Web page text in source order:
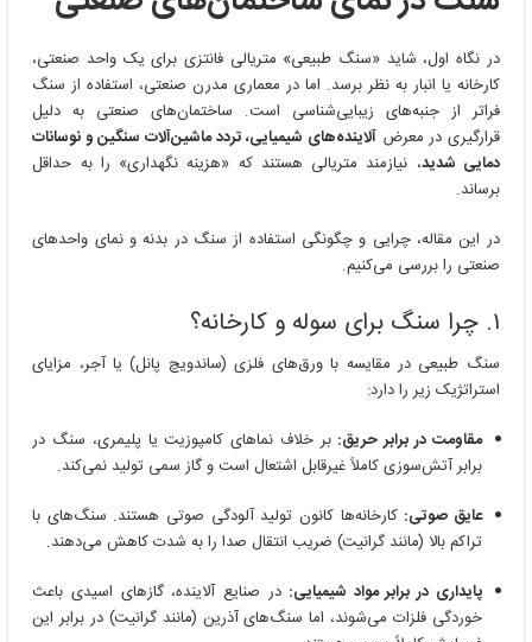
در نگاه اول، شاید «سنگ طبیعی» متریالی فانتزی برای یک واحد صنعتی،
کارخانه یا انبار به نظر برسد. اما در معماری مدرن صنعتی، استفاده از سنگ
فراتر از جنبه‌های زیبایی‌شناسی است. ساختمان‌های صنعتی به دلیل
قرارگیری در معرضآلاینده‌های شیمیایی، تردد ماشین‌آلات سنگین و نوسانات
دمایی شدید، نیازمند متریالی هستند که «هزینه نگهداری» را به حداقل
برساند.
در این مقاله، چرایی و چگونگی استفاده از سنگ در بدنه و نمای واحدهای
صنعتی را بررسی می‌کنیم.
۱. چرا سنگ برای سوله و کارخانه؟
سنگ طبیعی در مقایسه با ورق‌های فلزی (ساندویچ پانل) یا آجر، مزایای
استراتژیک زیر را دارد:
مقاومت در برابر حریق: بر خلاف نماهای کامپوزیت یا پلیمری، سنگ در
برابر آتش‌سوزی کاملاً غیرقابل اشتعال است و گاز سمی تولید نمی‌کند.
عایق صوتی: کارخانه‌ها کانون تولید آلودگی صوتی هستند. سنگ‌های با
تراکم بالا (مانند گرانیت) ضریب انتقال صدا را به شدت کاهش می‌دهند.
پایداری در برابر مواد شیمیایی: در صنایع آلاینده، گازهای اسیدی باعث
خوردگی فلزات می‌شوند، اما سنگ‌های آذرین (مانند گرانیت) در برابر این